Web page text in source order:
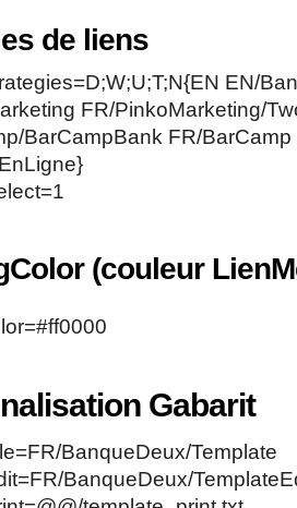
de liens
EN/
FR/PinkoMarketing/
BarCampBank FR/BarCamp
(couleur
Gabarit
BanqueDeux/Template
BanqueDeux/